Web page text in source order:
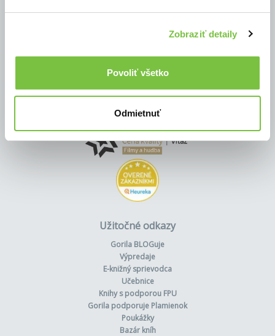
Zobraziť detaily
Povoliť všetko
Odmietnuť
Užitočné odkazy
Gorila BLOGuje
Výpredaje
E-knižný sprievodca
Učebnice
Knihy s podporou FPU
Gorila podporuje Plamienok
Poukážky
Bazár kníh